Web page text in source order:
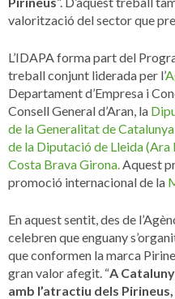
valorització del sector que
L’IDAPA forma part del
treball conjunt liderada per l’
Departament d’Empresa i
Consell General d’Aran, la
de la Generalitat de
de la Diputació de Lleida (Ara
Costa Brava Girona.Aquest
promoció internacional de la
En aquest sentit, des de
celebren que enguany
que conformen la marca
gran valor afegit. “A
amb l’atractiu dels